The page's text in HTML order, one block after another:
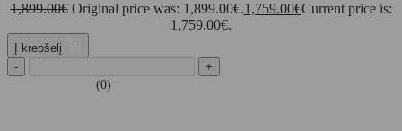
1,899.00€ Original price was: 1,899.00€.1,759.00€Current price is:
1,759.00€.
Į krepšelį
-
+
(0)